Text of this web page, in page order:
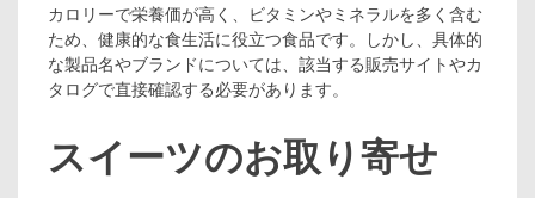
カロリーで栄養価が高く、ビタミンやミネラルを多く含む
ため、健康的な食生活に役立つ食品です。しかし、具体的
な製品名やブランドについては、該当する販売サイトやカ
タログで直接確認する必要があります。
スイーツのお取り寄せ